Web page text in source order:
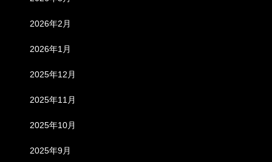
2026年2月
2026年1月
2025年12月
2025年11月
2025年10月
2025年9月